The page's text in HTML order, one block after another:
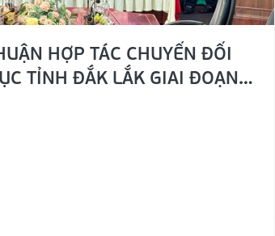
HỢP TÁC CHUYỂN ĐỔI
TỈNH ĐẮK LẮK GIAI ĐOẠN